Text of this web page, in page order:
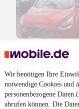
Wir benötigen Ihre
notwendige Cookies und
personenbezogene
abrufen können. Die
Unfallfrei•EZ 05/
¹MwSt. ausweisbar